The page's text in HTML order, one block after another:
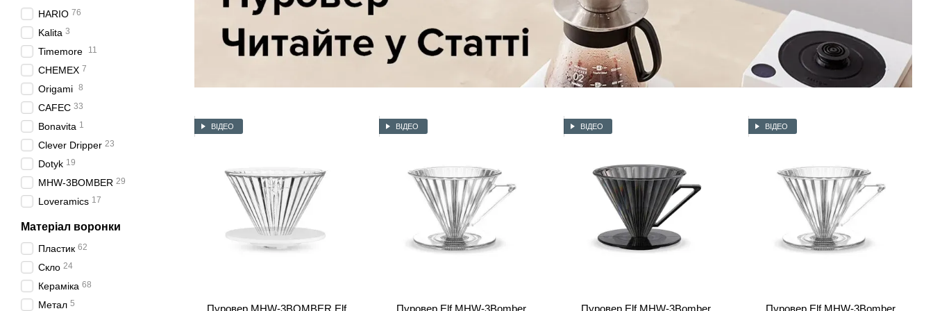
ВІДЕО ВІДЕО ВІДЕО ВІДЕО
HARIO 76
Kalita 3
Timemore 11
CHEMEX 7
Origami 8
CAFEC 33
Bonavita 1
Clever Dripper 23
Dotyk 19
MHW-3BOMBER 29
Loveramics 17
Матеріал воронки
Пластик 62
Скло 24
Кераміка 68
Метал 5